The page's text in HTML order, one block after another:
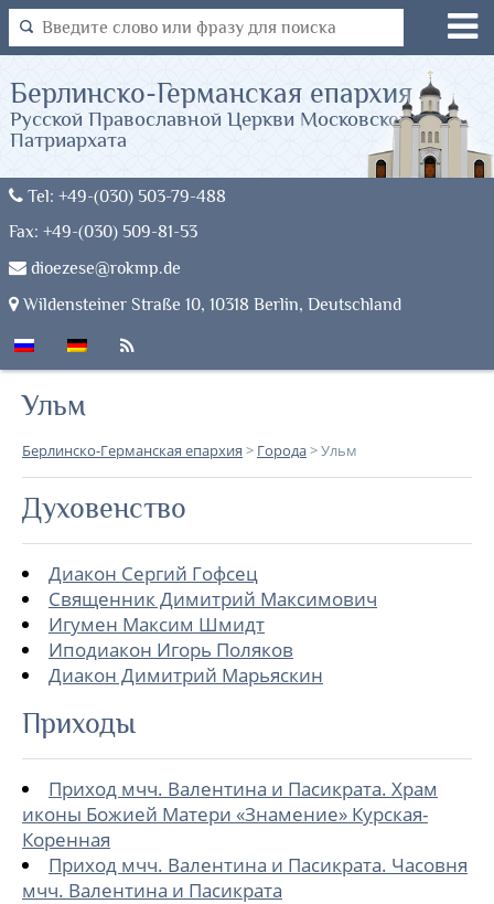
Tel: +49-(030) 503-79-488
Fax: +49-(030) 509-81-53
dioezese@rokmp.de
Wildensteiner Straße 10, 10318 Berlin, Deutschland
Берлинско-Германская епархия
Русской Православной Церкви Московского
Патриархата
Ульм
Берлинско-Германская епархия > Города>Ульм
Духовенство
Диакон Сергий Гофсец
Священник Димитрий Максимович
Игумен Максим Шмидт
Иподиакон Игорь Поляков
Диакон Димитрий Марьяскин
Приходы
Приход мчч. Валентина и Пасикрата. Храм
иконы Божией Матери «Знамение» Курская-
Коренная
Приход мчч. Валентина и Пасикрата. Часовня
мчч. Валентина и Пасикрата